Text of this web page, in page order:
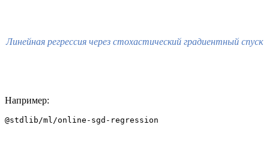
Линейная регрессия через стохастический градиентный спуск
Например:
@stdlib/ml/online-sgd-regression